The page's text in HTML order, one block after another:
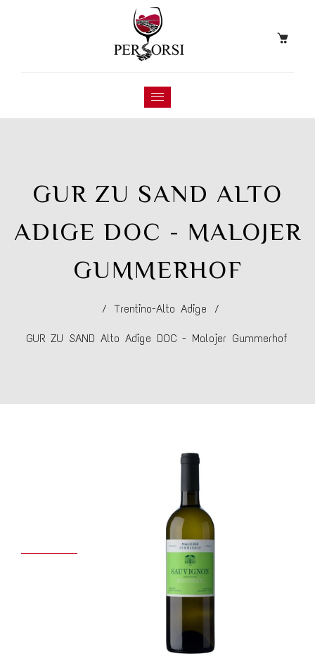
GUR ZU SAND ALTO
ADIGE DOC - MALOJER
GUMMERHOF
/ Trentino-Alto Adige /
GUR ZU SAND Alto Adige DOC - Malojer Gummerhof